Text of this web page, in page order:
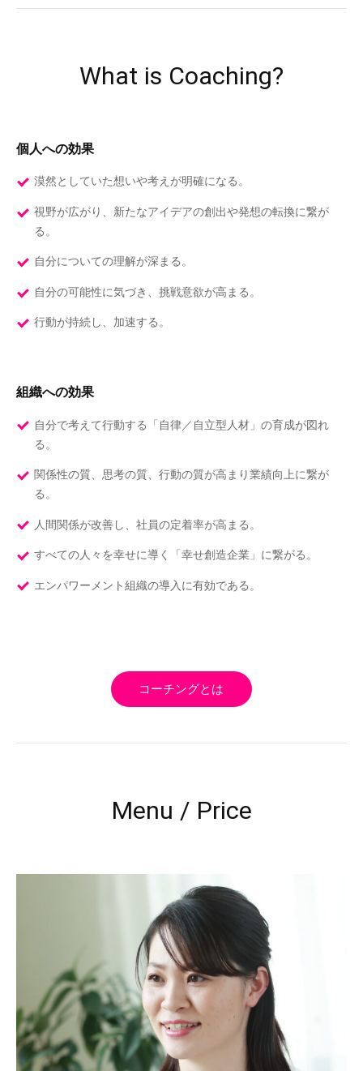
What is Coaching?
個人への効果
漠然としていた想いや考えが明確になる。
視野が広がり、新たなアイデアの創出や発想の転換に繋が
る。
自分についての理解が深まる。
自分の可能性に気づき、挑戦意欲が高まる。
行動が持続し、加速する。
組織への効果
自分で考えて行動する「自律／自立型人材」の育成が図れ
る。
関係性の質、思考の質、行動の質が高まり業績向上に繋が
る。
人間関係が改善し、社員の定着率が高まる。
すべての人々を幸せに導く「幸せ創造企業」に繋がる。
エンパワーメント組織の導入に有効である。
コーチングとは
Menu / Price